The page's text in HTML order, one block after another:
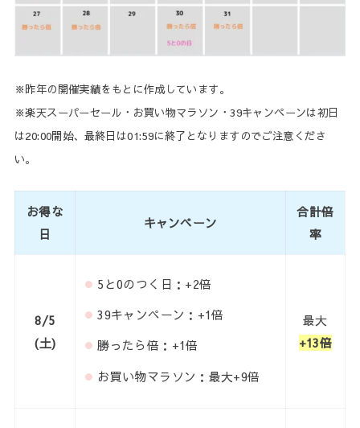
※昨年の開催実績をもとに作成しています。
※楽天スーパーセール・お買い物マラソン・39キャンペーンは初日
は20:00開始、最終日は01:59に終了となりますのでご注意くださ
い。
お得な
日
キャンペーン
合計倍
率
8/5
(土)
5と0のつく日：+2倍
39キャンペーン：+1倍
勝ったら倍：+1倍
お買い物マラソン ：最大+9倍
最大
+13倍